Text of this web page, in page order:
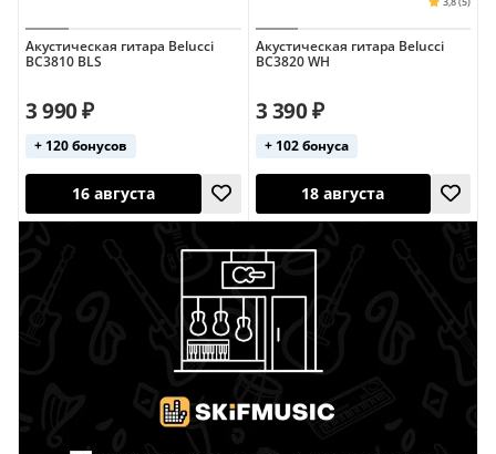
3,8 (5)
18 августа
Акустическая гитара Belucci
BC3810 BLS
3 990 ₽
+ 120 бонусов
Акустическая гитара Belucci
BC3820 WH
3 390 ₽
+ 102 бонуса